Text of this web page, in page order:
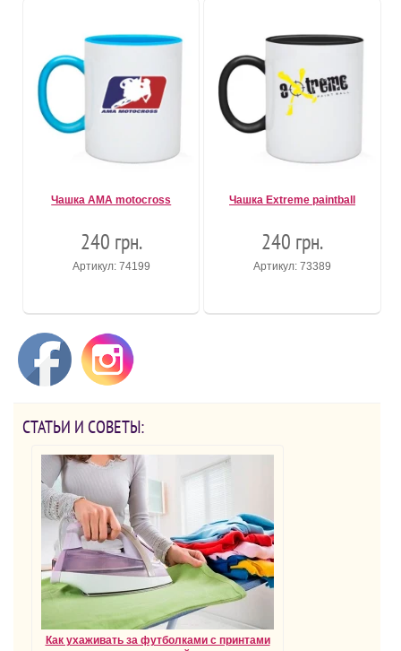
Чашка AMA motocross
240 грн.
Артикул: 74199
Чашка Extreme paintball
240 грн.
Артикул: 73389
СТАТЬИ И СОВЕТЫ:
Как ухаживать за футболками с принтами